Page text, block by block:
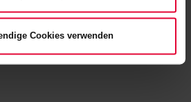
Cookies verwenden